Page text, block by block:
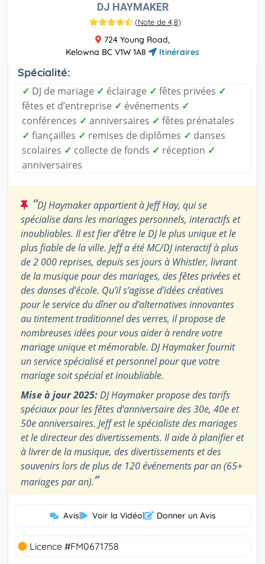
DJ HAYMAKER
(Note de 4,8)
724 Young Road,
Kelowna BC V1W 1A8
Itinéraires
Spécialité:
✓ DJ de mariage ✓ éclairage ✓ fêtes privées ✓
fêtes et d’entreprise ✓ événements ✓
conférences ✓ anniversaires ✓ fêtes prénatales
✓ fiançailles ✓ remises de diplômes ✓ danses
scolaires ✓ collecte de fonds ✓ réception ✓
anniversaires
“DJ Haymaker appartient à Jeff Hay, qui se
spécialise dans les mariages personnels, interactifs et
inoubliables. Il est fier d’être le DJ le plus unique et le
plus fiable de la ville. Jeff a été MC/DJ interactif à plus
de 2 000 reprises, depuis ses jours à Whistler, livrant
de la musique pour des mariages, des fêtes privées et
des danses d’école. Qu’il s’agisse d’idées créatives
pour le service du dîner ou d’alternatives innovantes
au tintement traditionnel des verres, il propose de
nombreuses idées pour vous aider à rendre votre
mariage unique et mémorable. DJ Haymaker fournit
un service spécialisé et personnel pour que votre
mariage soit spécial et inoubliable.
Mise à jour 2025:DJ Haymaker propose des tarifs
spéciaux pour les fêtes d’anniversaire des 30e, 40e et
50e anniversaires. Jeff est le spécialiste des mariages
et le directeur des divertissements. Il aide à planifier et
à livrer de la musique, des divertissements et des
souvenirs lors de plus de 120 événements par an (65+
mariages par an).”
Avis| Voir la Vidéo| Donner un Avis
Licence #FM0671758